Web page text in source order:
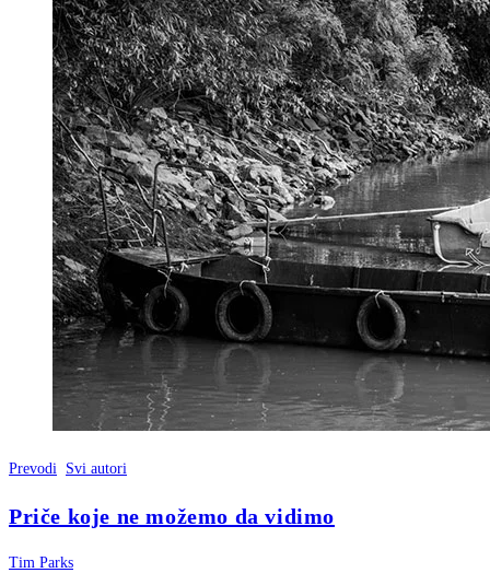
Prevodi Svi autori
Priče koje ne možemo da vidimo
Tim Parks